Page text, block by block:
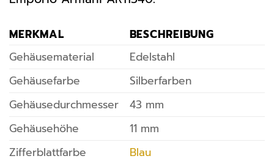
MERKMAL
BESCHREIBUNG
Gehäusematerial
Edelstahl
Gehäusefarbe
Silberfarben
Gehäusedurchmesser
43 mm
Gehäusehöhe
11 mm
Zifferblattfarbe
Blau